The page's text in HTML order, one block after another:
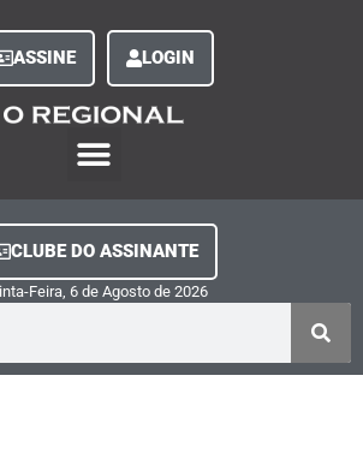
ASSINE LOGIN
CLUBE DO ASSINANTE
Feira, 6de Agosto de 2026